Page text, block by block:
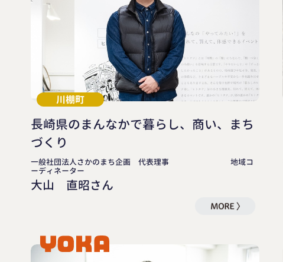
川棚町
長崎県のまんなかで暮らし、商い、まち
づくり
一般社団法人さかのまち企画 代表理事 地域コ
ーディネーター
大山 直昭さん